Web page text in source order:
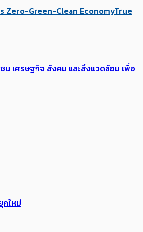
Zero-Green-Clean EconomyTrue
น เศรษฐกิจ สังคม และสิ่งแวดล้อม เพื่อ
คใหม่